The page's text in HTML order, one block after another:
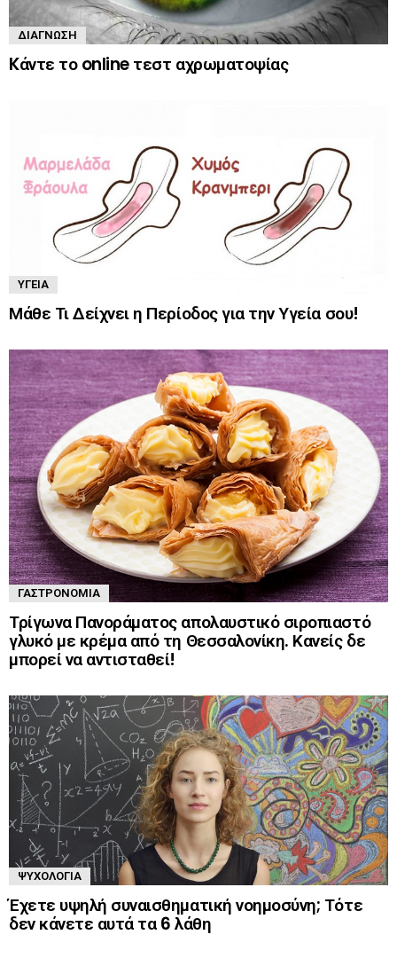
ΔΙΆΓΝΩΣΗ
Kάντε το online τεστ αχρωματοψίας
ΥΓΕΊΑ
Μάθε Τι Δείχνει η Περίοδος για την Υγεία σου!
ΓΑΣΤΡΟΝΟΜΊΑ
Τρίγωνα Πανοράματος απολαυστικό σιροπιαστό
γλυκό με κρέμα από τη Θεσσαλονίκη. Κανείς δε
μπορεί να αντισταθεί!
ΨΥΧΟΛΟΓΊΑ
Έχετε υψηλή συναισθηματική νοημοσύνη; Τότε
δεν κάνετε αυτά τα 6 λάθη